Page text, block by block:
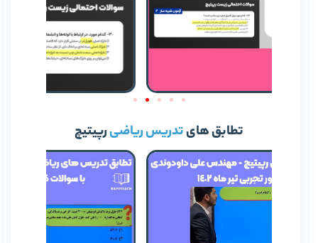
تطابق هایتدریس ریاضیرپیتیچ